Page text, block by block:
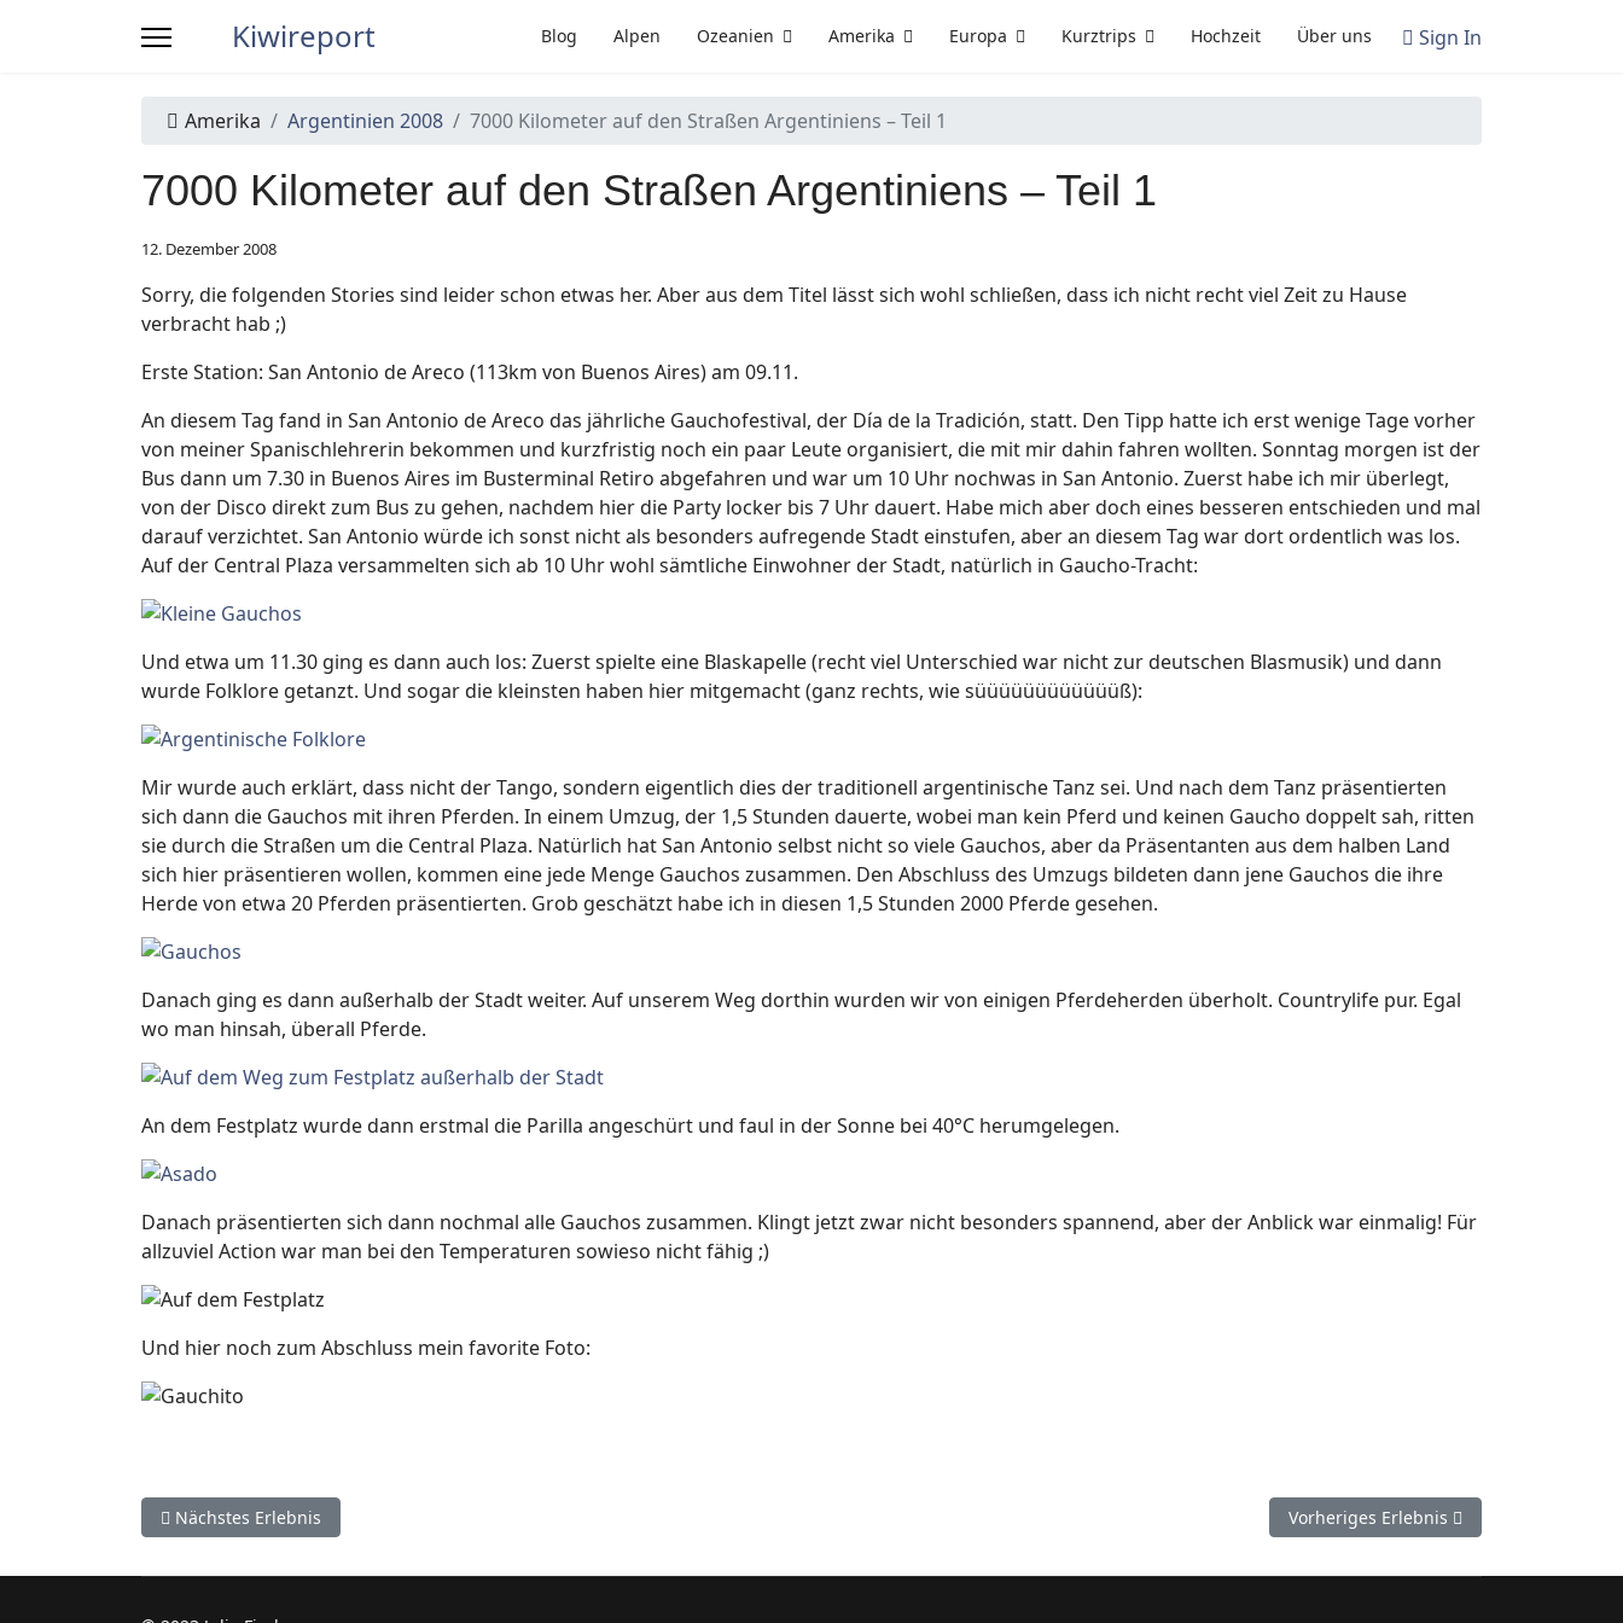
Kiwireport Blog Alpen Ozeanien Amerika Europa Kurztrips Hochzeit Über uns Sign In
Amerika Argentinien 2008 7000 Kilometer auf den Straßen Argentiniens – Teil 1
7000 Kilometer auf den Straßen Argentiniens – Teil 1
12. Dezember 2008
Sorry, die folgenden Stories sind leider schon etwas her. Aber aus dem Titel lässt sich wohl schließen, dass ich nicht recht viel Zeit zu Hause
verbracht hab ;)
Erste Station: San Antonio de Areco (113km von Buenos Aires) am 09.11.
An diesem Tag fand in San Antonio de Areco das jährliche Gauchofestival, der Día de la Tradición, statt. Den Tipp hatte ich erst wenige Tage vorher
von meiner Spanischlehrerin bekommen und kurzfristig noch ein paar Leute organisiert, die mit mir dahin fahren wollten. Sonntag morgen ist der
Bus dann um 7.30 in Buenos Aires im Busterminal Retiro abgefahren und war um 10 Uhr nochwas in San Antonio. Zuerst habe ich mir überlegt,
von der Disco direkt zum Bus zu gehen, nachdem hier die Party locker bis 7 Uhr dauert. Habe mich aber doch eines besseren entschieden und mal
darauf verzichtet. San Antonio würde ich sonst nicht als besonders aufregende Stadt einstufen, aber an diesem Tag war dort ordentlich was los.
Auf der Central Plaza versammelten sich ab 10 Uhr wohl sämtliche Einwohner der Stadt, natürlich in Gaucho-Tracht:
Und etwa um 11.30 ging es dann auch los: Zuerst spielte eine Blaskapelle (recht viel Unterschied war nicht zur deutschen Blasmusik) und dann
wurde Folklore getanzt. Und sogar die kleinsten haben hier mitgemacht (ganz rechts, wie süüüüüüüüüüüüß):
Mir wurde auch erklärt, dass nicht der Tango, sondern eigentlich dies der traditionell argentinische Tanz sei. Und nach dem Tanz präsentierten
sich dann die Gauchos mit ihren Pferden. In einem Umzug, der 1,5 Stunden dauerte, wobei man kein Pferd und keinen Gaucho doppelt sah, ritten
sie durch die Straßen um die Central Plaza. Natürlich hat San Antonio selbst nicht so viele Gauchos, aber da Präsentanten aus dem halben Land
sich hier präsentieren wollen, kommen eine jede Menge Gauchos zusammen. Den Abschluss des Umzugs bildeten dann jene Gauchos die ihre
Herde von etwa 20 Pferden präsentierten. Grob geschätzt habe ich in diesen 1,5 Stunden 2000 Pferde gesehen.
Danach ging es dann außerhalb der Stadt weiter. Auf unserem Weg dorthin wurden wir von einigen Pferdeherden überholt. Countrylife pur. Egal
wo man hinsah, überall Pferde.
An dem Festplatz wurde dann erstmal die Parilla angeschürt und faul in der Sonne bei 40°C herumgelegen.
Danach präsentierten sich dann nochmal alle Gauchos zusammen. Klingt jetzt zwar nicht besonders spannend, aber der Anblick war einmalig! Für
allzuviel Action war man bei den Temperaturen sowieso nicht fähig ;)
Und hier noch zum Abschluss mein favorite Foto:
Vorheriger Beitrag: 7000 Kilometer auf den Straßen Argentiniens – Teil 2
Nächstes Erlebnis Nächster Beitrag: 29 Tage
Vorheriges Erlebnis